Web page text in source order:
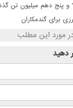
برای گندمکاران
مورد این مطلب
دهید